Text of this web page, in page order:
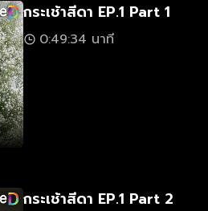
กระเช้าสีดา EP.1 Part 1
0:49:34 นาที
กระเช้าสีดา EP.1 Part 2